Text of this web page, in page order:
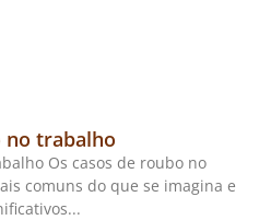
no trabalho
Os casos de roubo no
comuns do que se imagina e